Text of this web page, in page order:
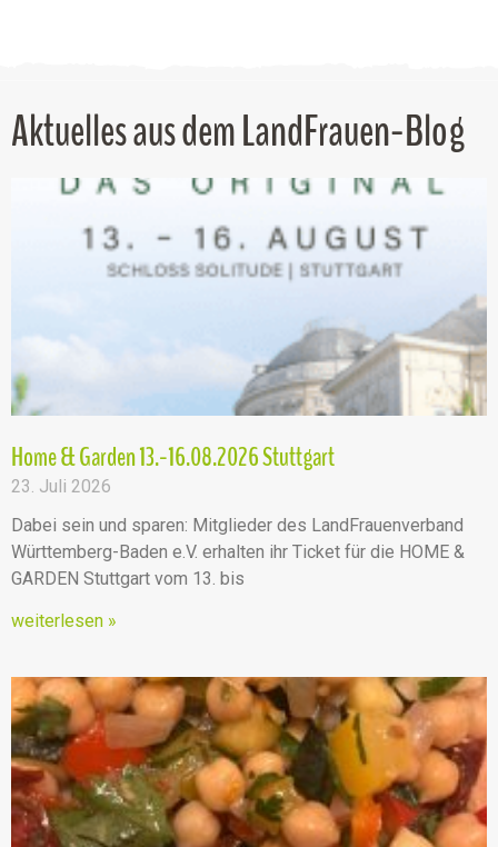
Aktuelles aus dem LandFrauen-Blog
Home & Garden 13.-16.08.2026 Stuttgart
23. Juli 2026
Dabei sein und sparen: Mitglieder des LandFrauenverband
Württemberg-Baden e.V. erhalten ihr Ticket für die HOME &
GARDEN Stuttgart vom 13. bis
weiterlesen »